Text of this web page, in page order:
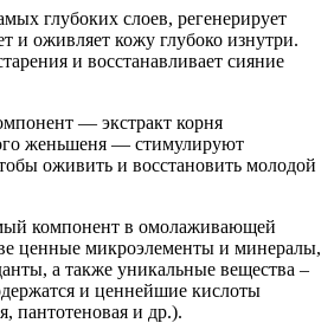
глубоких слоев, регенерирует
и оживляет кожу глубоко изнутри.
и восстанавливает сияние
— экстракт корня
женьшеня — стимулируют
оживить и восстановить молодой
компонент в омолаживающей
ценные микроэлементы и минералы,
а также уникальные вещества –
и ценнейшие кислоты
пантотеновая и др.).